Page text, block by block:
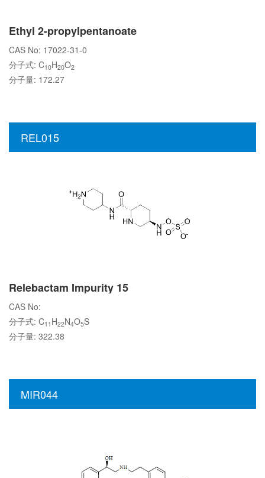
Ethyl 2-propylpentanoate
CAS No: 17022-31-0
分子式: C10H20O2
分子量: 172.27
REL015
Relebactam Impurity 15
CAS No:
分子式: C11 H22N4O5S
分子量: 322.38
MIR044